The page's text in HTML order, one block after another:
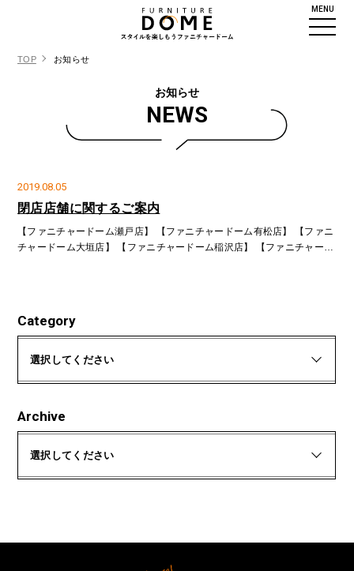
MENU
TOP お知らせ
お知らせ
NEWS
2019.08.05
閉店店舗に関するご案内
【ファニチャードーム瀬戸店】 【ファニチャードーム有松店】 【ファニ
チャードーム大垣店】 【ファニチャードーム稲沢店】 【ファニチャード
Category
選択してください
Archive
選択してください